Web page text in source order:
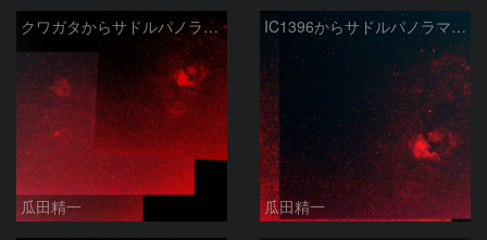
クワガタからサドルパノラマ50mm
瓜田精一
IC1396からサドルパノラマ50mm
瓜田精一